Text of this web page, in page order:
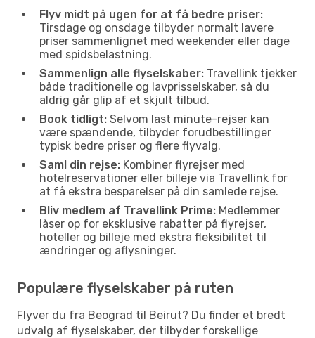
Flyv midt på ugen for at få bedre priser:
Tirsdage og onsdage tilbyder normalt lavere
priser sammenlignet med weekender eller dage
med spidsbelastning.
Sammenlign alle flyselskaber: Travellink tjekker
både traditionelle og lavprisselskaber, så du
aldrig går glip af et skjult tilbud.
Book tidligt: Selvom last minute-rejser kan
være spændende, tilbyder forudbestillinger
typisk bedre priser og flere flyvalg.
Saml din rejse: Kombiner flyrejser med
hotelreservationer eller billeje via Travellink for
at få ekstra besparelser på din samlede rejse.
Bliv medlem af Travellink Prime: Medlemmer
låser op for eksklusive rabatter på flyrejser,
hoteller og billeje med ekstra fleksibilitet til
ændringer og aflysninger.
Populære flyselskaber på ruten
Flyver du fra Beograd til Beirut? Du finder et bredt
udvalg af flyselskaber, der tilbyder forskellige